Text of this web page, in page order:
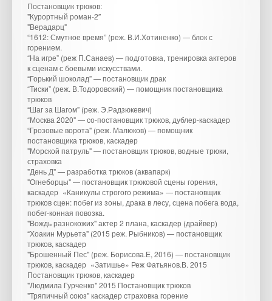
Постановщик трюков:
"Курортный роман-2″
"Верадарц"
“1612: Смутное время” (реж. В.И.Хотиненко) — блок с
горением.
“На игре” (реж П.Санаев) — подготовка, тренировка актеров
к сценам с боевыми искусствами.
“Горький шоколад” — постановщик драк
“Тиски” (реж. В.Тодоровский) — помощник постановщика
трюков
“Шаг за Шагом” (реж. Э.Радзюкевич)
“Москва 2020" — со-постановщик трюков, дублер-каскадер
“Грозовые ворота" (реж. Малюков) — помощник
постановщика трюков, каскадер
"Морской патруль" — постановщик трюков, водные трюки,
страховка
"День Д" — разработка трюков (аквапарк)
"Огнеборцы" — постановщик трюковой сцены горения,
каскадер «Каникулы строгого режима» — постановщик
трюков сцен: побег из зоны, драка в лесу, сцена побега вода,
побег-конная повозка.
"Вождь разнокожих" актер 2 плана, каскадер (драйвер)
“Хоакин Мурьета" (2015 реж. Рыбников) — постановщик
трюков, каскадер
"Брошенный Пес" (реж. Борисова.Е, 2016) — постановщик
трюков, каскадер «Затишье» Реж Фатьянов.В. 2015
Постановщик трюков, каскадер
"Людмила Гурченко" 2015 Постановщик трюков
"Тряпичный союз" каскадер страховка горение